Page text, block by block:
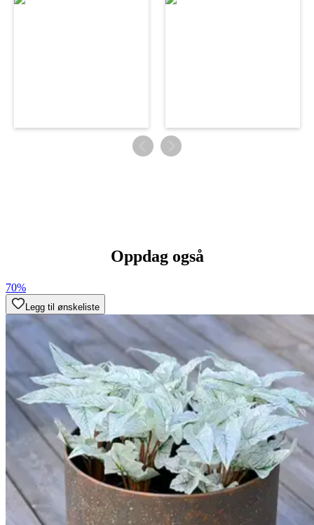
Oppdag også
70%
Legg til ønskeliste